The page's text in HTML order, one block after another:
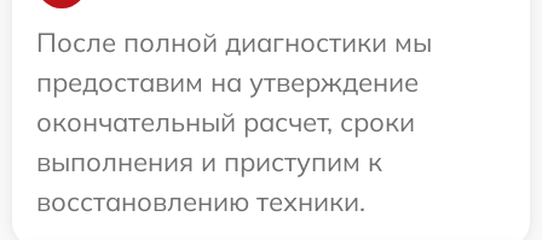
После полной диагностики мы
предоставим на утверждение
окончательный расчет, сроки
выполнения и приступим к
восстановлению техники.